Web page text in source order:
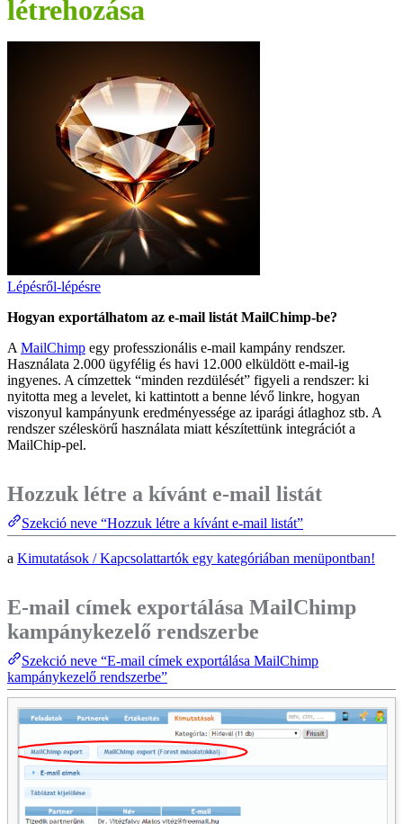
létrehozása
Lépésről-lépésre
Hogyan exportálhatom az e-mail listát MailChimp-be?
A MailChimp egy professzionális e-mail kampány rendszer.
Használata 2.000 ügyfélig és havi 12.000 elküldött e-mail-ig
ingyenes. A címzettek “minden rezdülését” figyeli a rendszer: ki
nyitotta meg a levelet, ki kattintott a benne lévő linkre, hogyan
viszonyul kampányunk eredményessége az iparági átlaghoz stb. A
rendszer széleskörű használata miatt készítettünk integrációt a
MailChip-pel.
Hozzuk létre a kívánt e-mail listát
Szekció neve “Hozzuk létre a kívánt e-mail listát”
a Kimutatások / Kapcsolattartók egy kategóriában menüpontban!
E-mail címek exportálása MailChimp
kampánykezelő rendszerbe
Szekció neve “E-mail címek exportálása MailChimp
kampánykezelő rendszerbe”